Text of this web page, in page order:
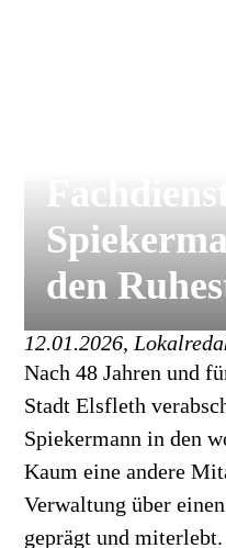
den
12.01.2026,
Nach 48 Jahren und
Stadt Elsfleth
Spiekermann in den
Kaum eine andere
Verwaltung über
geprägt und miterlebt.